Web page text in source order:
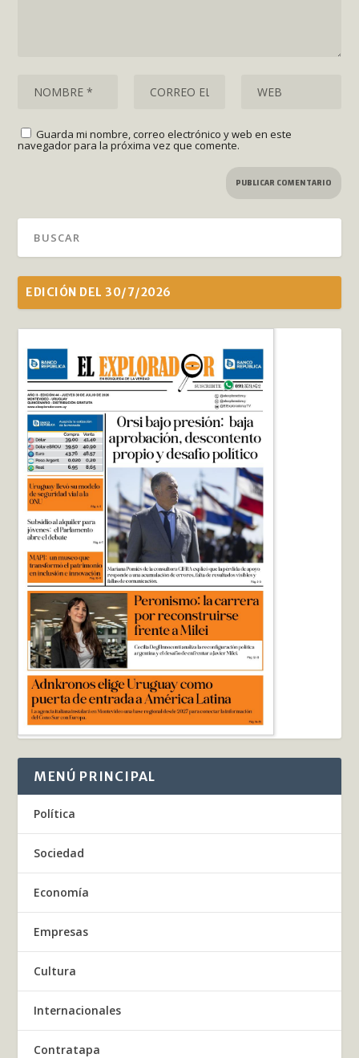
Guarda mi nombre, correo electrónico y web en este
navegador para la próxima vez que comente.
EDICIÓN DEL 30/7/2026
MENÚ PRINCIPAL
Política
Sociedad
Economía
Empresas
Cultura
Internacionales
Contratapa